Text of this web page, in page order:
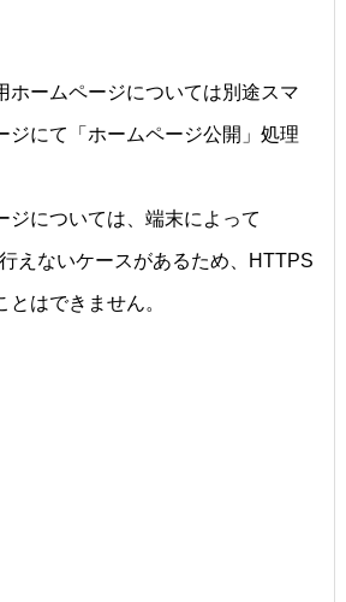
ームページについては別途スマ
ジにて「ホームページ公開」処理
については、端末によって
えないケースがあるため、HTTPS
はできません。